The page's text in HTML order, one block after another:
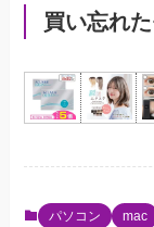
買い忘れ
パソコン mac